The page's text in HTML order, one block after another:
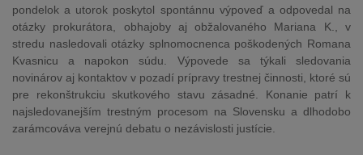
pondelok a utorok poskytol spontánnu výpoveď a odpovedal na
otázky prokurátora, obhajoby aj obžalovaného Mariana K., v
stredu nasledovali otázky splnomocnenca poškodených Romana
Kvasnicu a napokon súdu. Výpovede sa týkali sledovania
novinárov aj kontaktov v pozadí prípravy trestnej činnosti, ktoré sú
pre rekonštrukciu skutkového stavu zásadné. Konanie patrí k
najsledovanejším trestným procesom na Slovensku a dlhodobo
zarámcováva verejnú debatu o nezávislosti justície.